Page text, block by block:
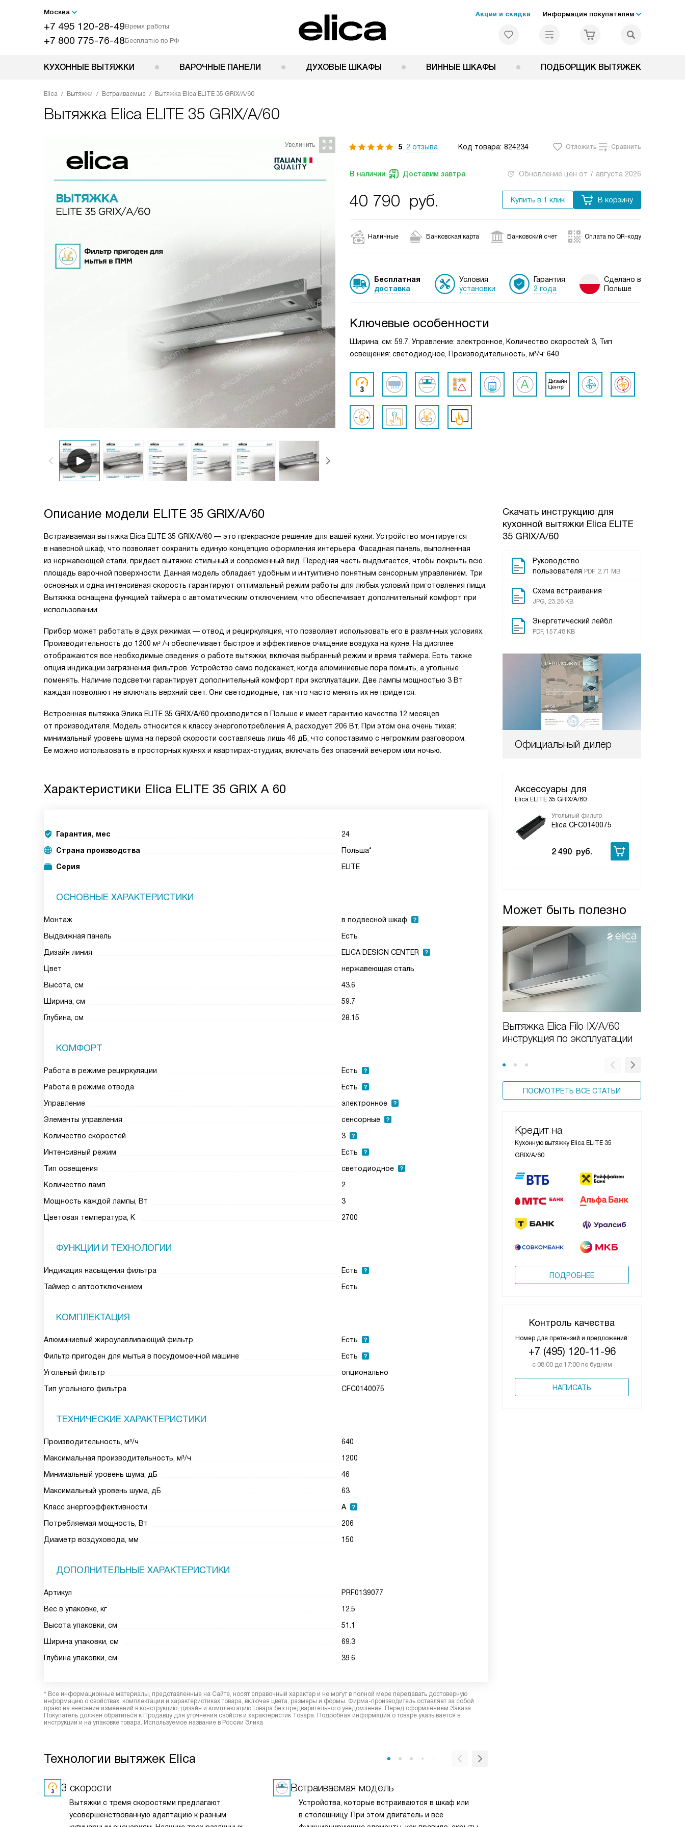
Москва
+7 495 120-28-49Время работы
+7 800 775-76-48Бесплатно по РФ
Акции и скидки Информация покупателям
КУХОННЫЕ ВЫТЯЖКИ ВАРОЧНЫЕ ПАНЕЛИ ДУХОВЫЕ ШКАФЫ ВИННЫЕ ШКАФЫ ПОДБОРЩИК ВЫТЯЖЕК
Elica Вытяжки Встраиваемые Вытяжка Elica ELITE 35 GRIX/A/60
Вытяжка Elica ELITE 35 GRIX/A/60
5 2 отзыва Код товара: 824234 Отложить Сравнить
В наличии Доставим завтра Обновление цен от 7 августа 2026
40 790 руб. Купить в 1 клик В корзину
Наличные Банковская карта Банковский счет Оплата по QR-коду
Бесплатная
доставка
Условия
установки
Гарантия
2 года
Сделано в
Польше
Ключевые особенности
Ширина, см: 59.7, Управление: электронное, Количество скоростей: 3, Тип
освещения: светодиодное, Производительность, м³/ч: 640
Скачать инструкцию для
кухонной вытяжки Elica ELITE
35 GRIX/A/60
Руководство
пользователя PDF, 2.71 MB
Схема встраивания
JPG, 23.26 KB
Энергетический лейбл
PDF, 157.48 KB
Официальный дилер
Аксессуары для
Elica ELITE 35 GRIX/A/60
Угольный фильтр
Elica CFC0140075
2 490 руб.
Может быть полезно
Вытяжка Elica Filo IX/A/60
инструкция по эксплуатации
ПОСМОТРЕТЬ ВСЕ СТАТЬИ
Кредит на
Кухонную вытяжку Elica ELITE 35
GRIX/A/60
ПОДРОБНЕЕ
Контроль качества
Номер для претензий и предложений:
+7 (495) 120-11-96
с 08:00 до 17:00 по будням
НАПИСАТЬ
Описание модели ELITE 35 GRIX/A/60
Встраиваемая вытяжка Elica ELITE 35 GRIX/A/60 — это прекрасное решение для вашей кухни. Устройство монтируется
в навесной шкаф, что позволяет сохранить единую концепцию оформления интерьера. Фасадная панель, выполненная
из нержавеющей стали, придает вытяжке стильный и современный вид. Передняя часть выдвигается, чтобы покрыть всю
площадь варочной поверхности. Данная модель обладает удобным и интуитивно понятным сенсорным управлением. Три
основных и одна интенсивная скорость гарантируют оптимальный режим работы для любых условий приготовления пищи.
Вытяжка оснащена функцией таймера с автоматическим отключением, что обеспечивает дополнительный комфорт при
использовании.
Прибор может работать в двух режимах — отвод и рециркуляция, что позволяет использовать его в различных условиях.
Производительность до 1200 м³ /ч обеспечивает быстрое и эффективное очищение воздуха на кухне. На дисплее
отображаются все необходимые сведения о работе вытяжки, включая выбранный режим и время таймера. Есть также
опция индикации загрязнения фильтров. Устройство само подскажет, когда алюминиевые пора помыть, а угольные
поменять. Наличие подсветки гарантирует дополнительный комфорт при эксплуатации. Две лампы мощностью 3 Вт
каждая позволяют не включать верхний свет. Они светодиодные, так что часто менять их не придется.
Встроенная вытяжка Элика ELITE 35 GRIX/A/60 производится в Польше и имеет гарантию качества 12 месяцев
от производителя. Модель относится к классу энергопотребления А, расходует 206 Вт. При этом она очень тихая:
минимальный уровень шума на первой скорости составляешь лишь 46 дБ, что сопоставимо с негромким разговором.
Ее можно использовать в просторных кухнях и квартирах-студиях, включать без опасений вечером или ночью.
Характеристики Elica ELITE 35 GRIX A 60
Гарантия, мес
24
Страна производства
Польша*
Серия
ELITE
ОСНОВНЫЕ ХАРАКТЕРИСТИКИ
Монтаж
в подвесной шкаф
Выдвижная панель
Есть
Дизайн линия
ELICA DESIGN CENTER
Цвет
нержавеющая сталь
Высота, см
43.6
Ширина, см
59.7
Глубина, см
28.15
КОМФОРТ
Работа в режиме рециркуляции
Есть
Работа в режиме отвода
Есть
Управление
электронное
Элементы управления
сенсорные
Количество скоростей
3
Интенсивный режим
Есть
Тип освещения
светодиодное
Количество ламп
2
Мощность каждой лампы, Вт
3
Цветовая температура, К
2700
ФУНКЦИИ И ТЕХНОЛОГИИ
Индикация насыщения фильтра
Есть
Таймер с автоотключением
Есть
КОМПЛЕКТАЦИЯ
Алюминиевый жироулавливающий фильтр
Есть
Фильтр пригоден для мытья в посудомоечной машине
Есть
Угольный фильтр
опционально
Тип угольного фильтра
CFC0140075
ТЕХНИЧЕСКИЕ ХАРАКТЕРИСТИКИ
Производительность, м³/ч
640
Максимальная производительность, м³/ч
1200
Минимальный уровень шума, дБ
46
Максимальный уровень шума, дБ
63
Класс энергоэффективности
А
Потребляемая мощность, Вт
206
Диаметр воздуховода, мм
150
ДОПОЛНИТЕЛЬНЫЕ ХАРАКТЕРИСТИКИ
Артикул
PRF0139077
Вес в упаковке, кг
12.5
Высота упаковки, см
51.1
Ширина упаковки, см
69.3
Глубина упаковки, см
39.6
* Все информационные материалы, представленные на Сайте, носят справочный характер и не могут в полной мере передавать достоверную
информацию о свойствах, комплектации и характеристиках товара, включая цвета, размеры и формы. Фирма-производитель оставляет за собой
право на внесение изменений в конструкцию, дизайн и комплектацию товара без предварительного уведомления. Перед оформлением Заказа
Покупатель должен обратиться к Продавцу для уточнения свойств и характеристик Товара. Подробная информация о товаре указывается в
инструкции и на упаковке товара. Используемое название в России Элика
Технологии вытяжек Elica
3 скорости
Вытяжки с тремя скоростями предлагают
усовершенствованную адаптацию к разным
Встраиваемая модель
Устройства, которые встраиваются в шкаф или
в столешницу. При этом двигатель и все